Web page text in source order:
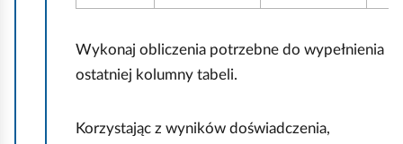
Wykonaj obliczenia potrzebne do wypełnienia
ostatniej kolumny tabeli.
Korzystając z wyników doświadczenia,